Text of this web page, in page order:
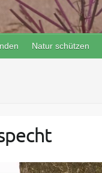
Natur schützen